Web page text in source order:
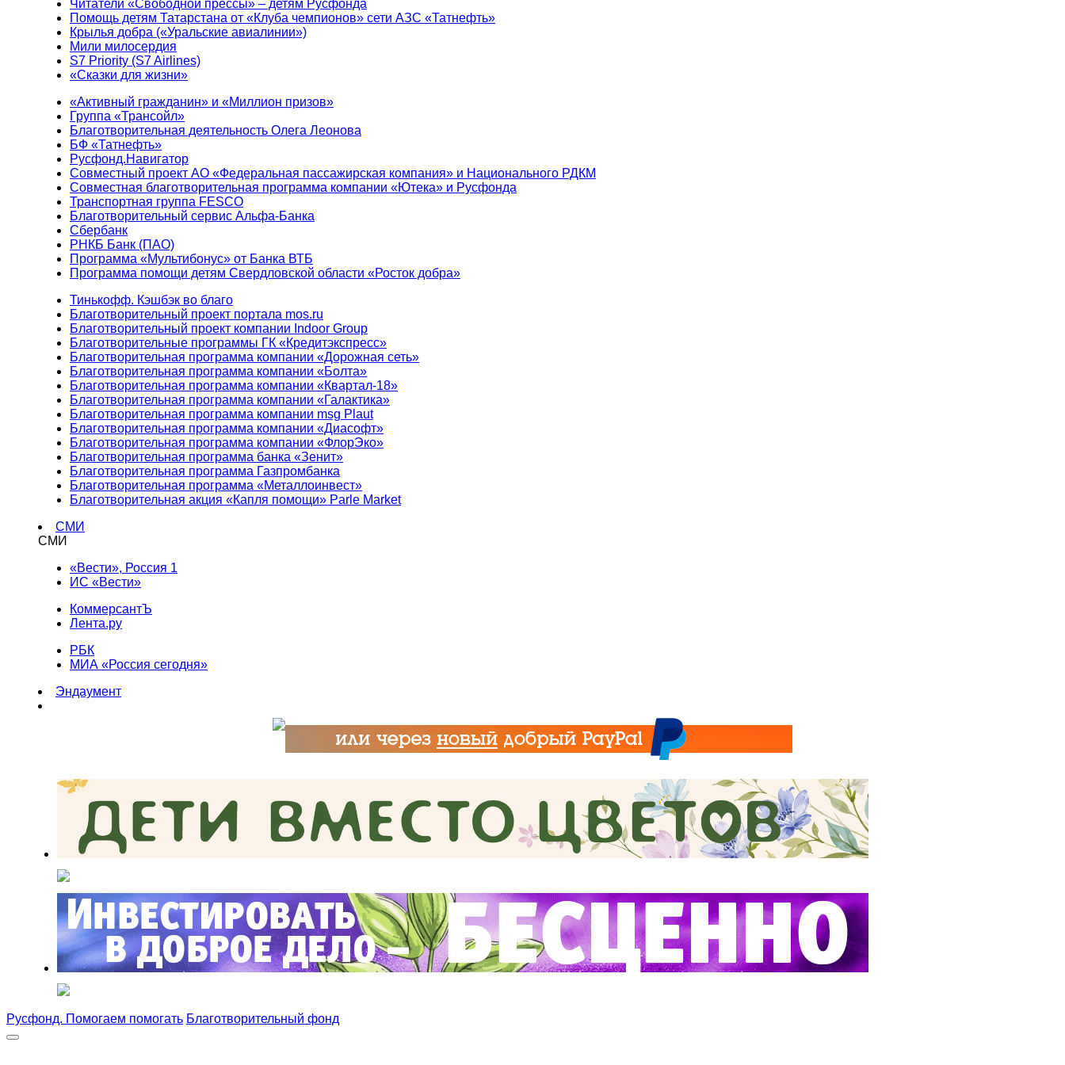
Читатели «Свободной прессы» – детям Русфонда
Помощь детям Татарстана от «Клуба чемпионов» сети АЗС «Татнефть»
Крылья добра («Уральские авиалинии»)
Мили милосердия
S7 Priority (S7 Airlines)
«Сказки для жизни»
«Активный гражданин» и «Миллион призов»
Группа «Трансойл»
Благотворительная деятельность Олега Леонова
БФ «Татнефть»
Русфонд.Навигатор
Совместный проект АО «Федеральная пассажирская компания» и Национального РДКМ
Совместная благотворительная программа компании «Ютека» и Русфонда
Транспортная группа FESCO
Благотворительный сервис Альфа-Банка
Сбербанк
РНКБ Банк (ПАО)
Программа «Мультибонус» от Банка ВТБ
Программа помощи детям Свердловской области «Росток добра»
Тинькофф. Кэшбэк во благо
Благотворительный проект портала mos.ru
Благотворительный проект компании Indoor Group
Благотворительные программы ГК «Кредитэкспресс»
Благотворительная программа компании «Дорожная сеть»
Благотворительная программа компании «Болта»
Благотворительная программа компании «Квартал-18»
Благотворительная программа компании «Галактика»
Благотворительная программа компании msg Plaut
Благотворительная программа компании «Диасофт»
Благотворительная программа компании «ФлорЭко»
Благотворительная программа банка «Зенит»
Благотворительная программа Газпромбанка
Благотворительная программа «Металлоинвест»
Благотворительная акция «Капля помощи» Parle Market
СМИ
СМИ
«Вести», Россия 1
ИС «Вести»
КоммерсантЪ
Лента.ру
РБК
МИА «Россия сегодня»
Эндаумент
Русфонд. Помогаем помогать Благотворительный фонд